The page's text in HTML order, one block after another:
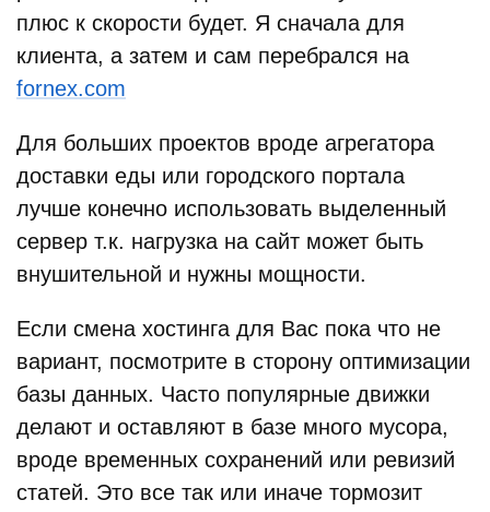
плюс к скорости будет. Я сначала для
клиента, а затем и сам перебрался на
fornex.com
Для больших проектов вроде агрегатора
доставки еды или городского портала
лучше конечно использовать выделенный
сервер т.к. нагрузка на сайт может быть
внушительной и нужны мощности.
Если смена хостинга для Вас пока что не
вариант, посмотрите в сторону оптимизации
базы данных. Часто популярные движки
делают и оставляют в базе много мусора,
вроде временных сохранений или ревизий
статей. Это все так или иначе тормозит